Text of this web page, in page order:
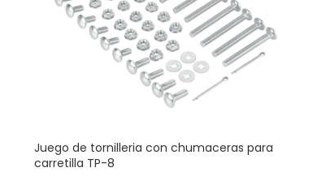
Juego de tornilleria con chumaceras para
carretilla TP-8